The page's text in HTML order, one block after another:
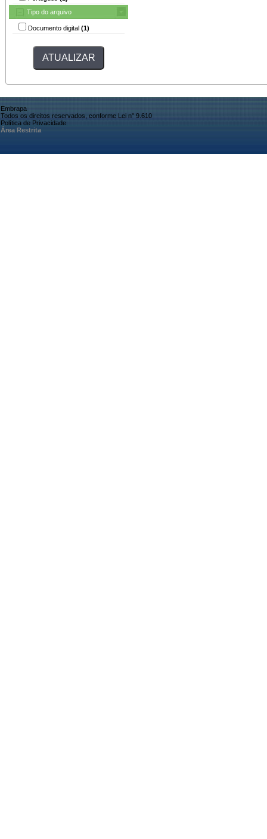
Tipo do arquivo
Documento digital (1)
Embrapa
Todos os direitos reservados, conforme Lei n° 9.610
Política de Privacidade
Área Restrita